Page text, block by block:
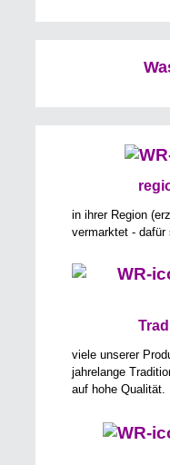
in ihrer Region
vermarktet - dafür
viele unserer
jahrelange
auf hohe Qualität.